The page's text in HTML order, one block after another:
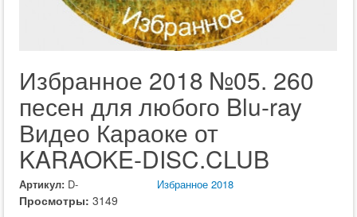
Избранное 2018 №05. 260
песен для любого Blu-ray
Видео Караоке от
KARAOKE-DISC.CLUB
Артикул: D- Избранное 2018
Просмотры: 3149